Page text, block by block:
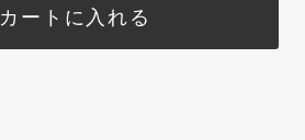
カートに入れる